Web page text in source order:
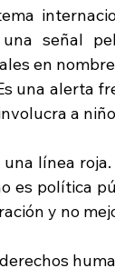
señal
en
una alerta
a
línea
es política
y no